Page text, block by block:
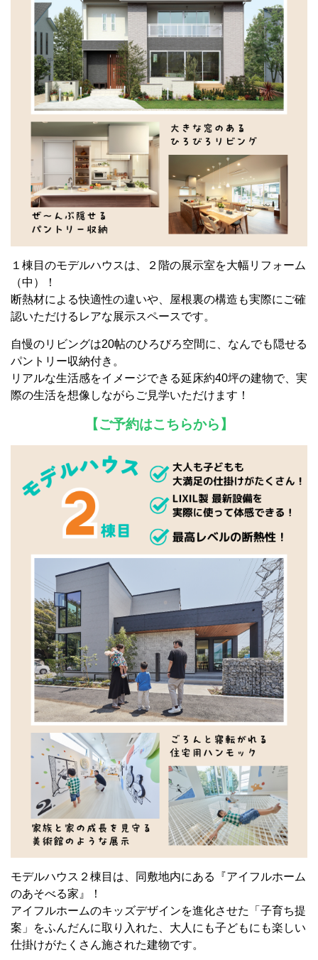
１棟目のモデルハウスは、２階の展示室を大幅リフォーム
（中）！
断熱材による快適性の違いや、屋根裏の構造も実際にご確
認いただけるレアな展示スペースです。
自慢のリビングは20帖のひろびろ空間に、なんでも隠せる
パントリー収納付き。
リアルな生活感をイメージできる延床約40坪の建物で、実
際の生活を想像しながらご見学いただけます！
【ご予約はこちらから】
モデルハウス２棟目は、同敷地内にある『アイフルホーム
のあそべる家』！
アイフルホームのキッズデザインを進化させた「子育ち提
案」をふんだんに取り入れた、大人にも子どもにも楽しい
仕掛けがたくさん施された建物です。